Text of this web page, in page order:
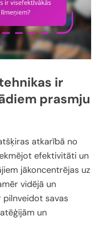
ir
prasmju
atkarībā no
efektivitāti un
jākoncentrējas uz
vidējā un
pilnveidot savas
un